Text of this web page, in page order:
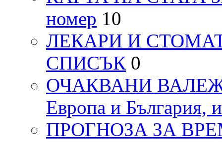
номер 10
ЛЕКАРИ И
СПИСЪК 0
ОЧАКВАНИ ВАЛЕЖИ
Европа и България,
ПРОГНОЗА ЗА